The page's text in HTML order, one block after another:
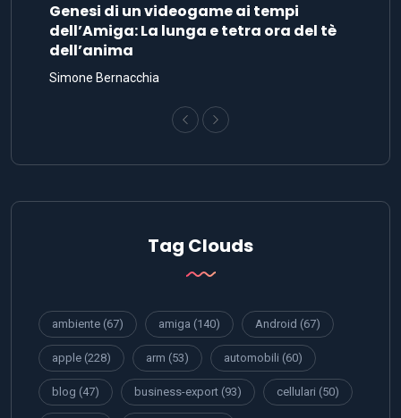
Genesi di un videogame ai tempi
dell’Amiga: La lunga e tetra ora del tè
dell’anima
Simone Bernacchia
Tag Clouds
ambiente (67) amiga (140) Android (67)
apple (228) arm (53) automobili (60)
blog (47) business-export (93) cellulari (50)